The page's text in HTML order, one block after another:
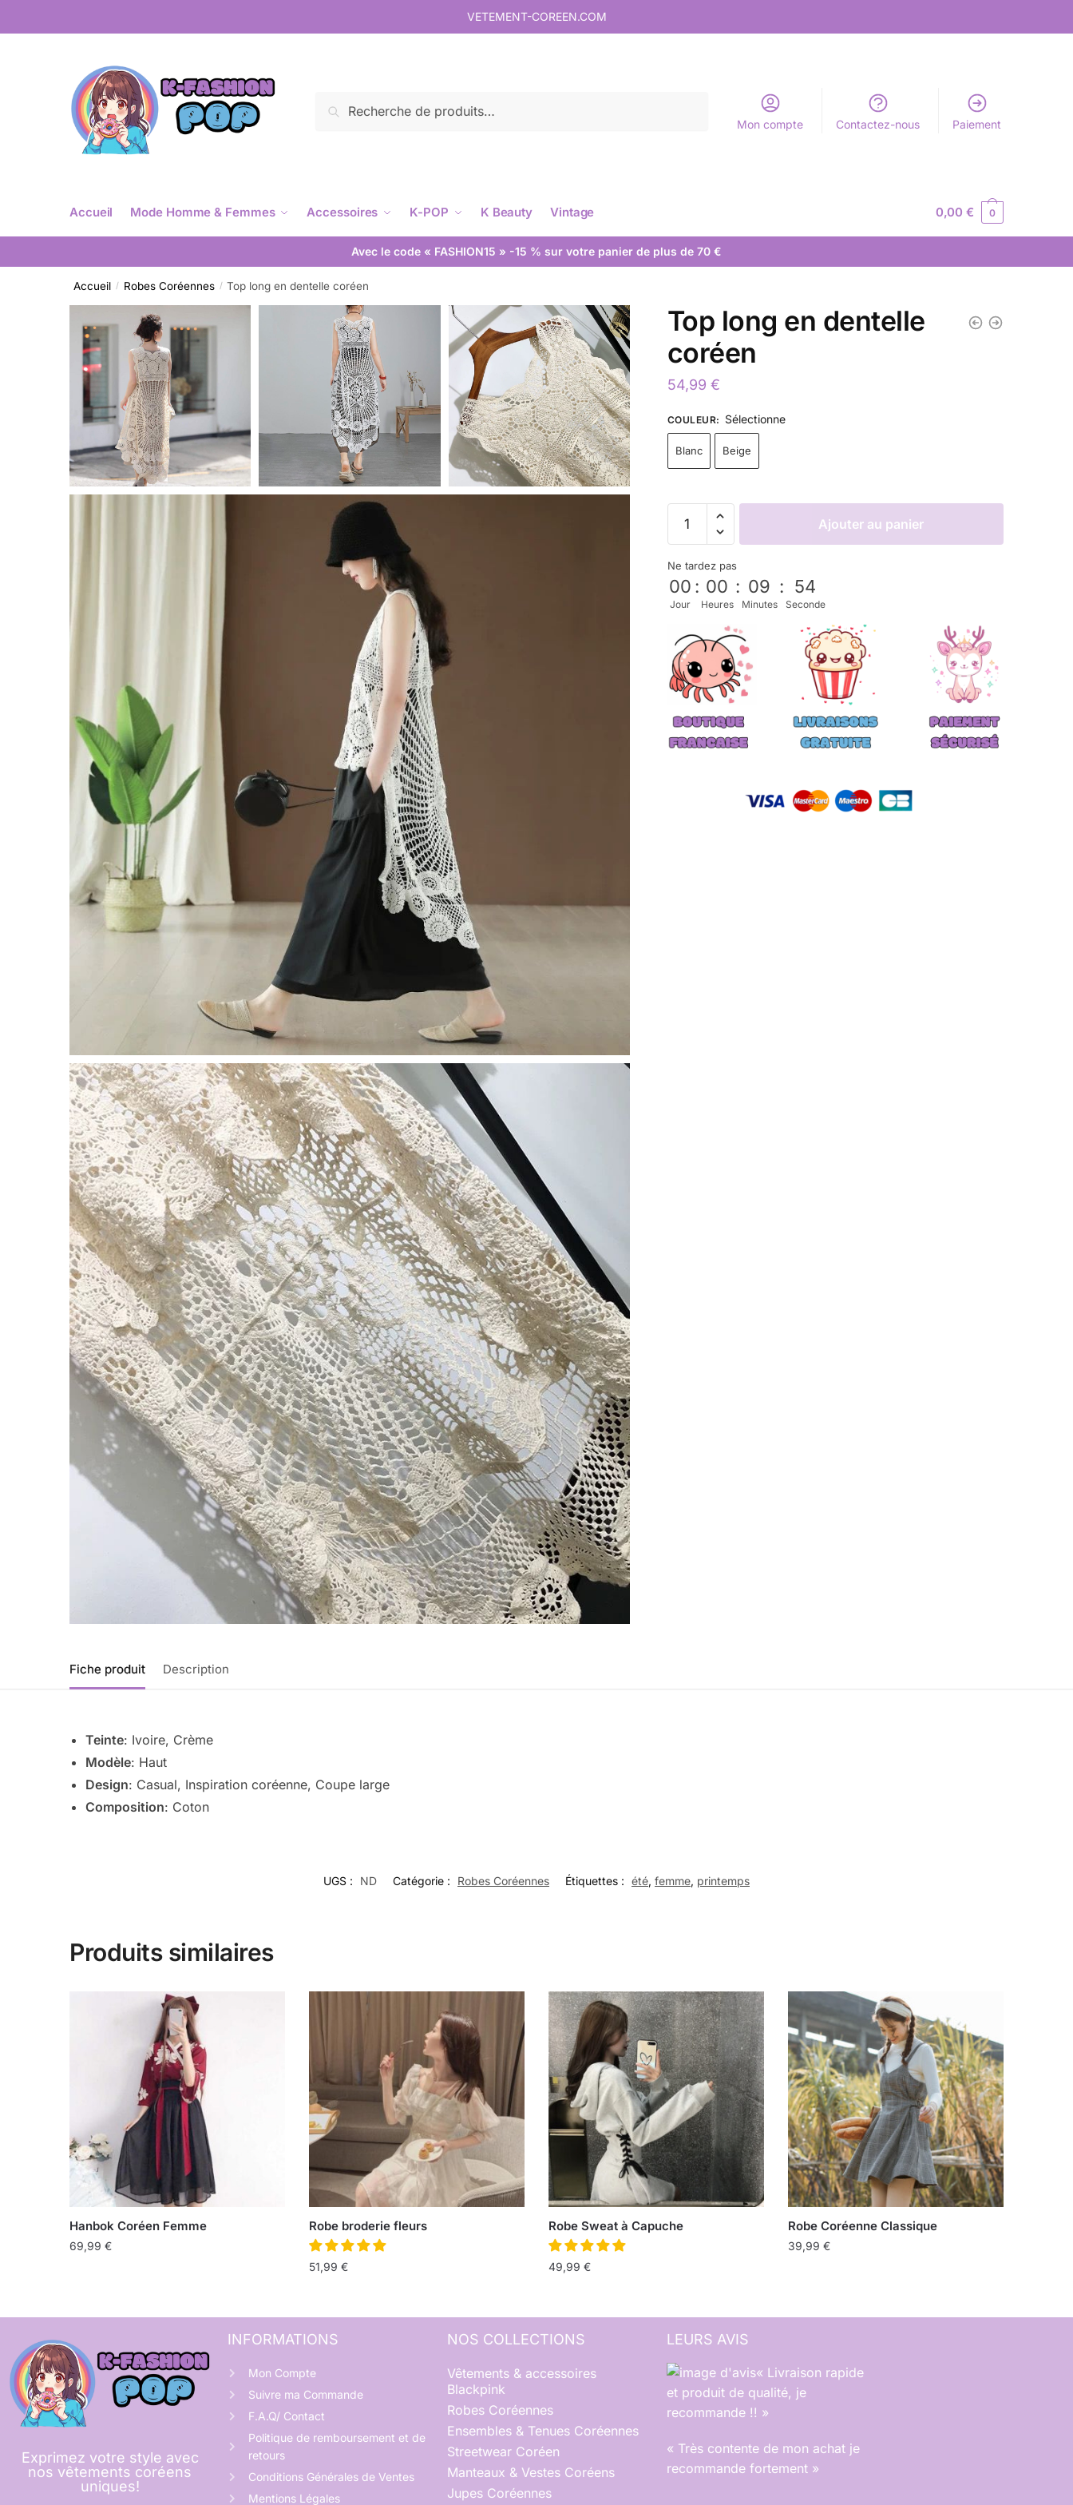
VETEMENT-COREEN.COM
Recherche
Mon compte Contactez-nous Paiement
Accueil Mode Homme & Femmes Accessoires K-POP K Beauty Vintage 0,00€ 0
Avec le code « FASHION15 » -15 % sur votre panier de plus de 70 €
Accueil / Robes Coréennes / Top long en dentelle coréen
Top long en dentelle
coréen
54,99 €
COULEUR: Sélectionne
Blanc Beige
Ajouter au panier
Ne tardez pas
00
Jour
: 00
Heures
: 09
Minutes
: 53
Seconde
Fiche produit Description
Teinte: Ivoire, Crème
Modèle: Haut
Design: Casual, Inspiration coréenne, Coupe large
Composition: Coton
UGS : ND Catégorie : Robes Coréennes Étiquettes : été, femme, printemps
Produits similaires
Hanbok Coréen Femme
69,99€
Robe broderie fleurs
51,99 €
Robe Sweat à Capuche
49,99 €
Robe Coréenne Classique
39,99 €
Exprimez votre style avec
nos vêtements coréens
uniques!
INFORMATIONS
Mon Compte
Suivre ma Commande
F.A.Q/ Contact
Politique de remboursement et de
retours
Conditions Générales de Ventes
Mentions Légales
NOS COLLECTIONS
Vêtements & accessoires
Blackpink
Robes Coréennes
Ensembles & Tenues Coréennes
Streetwear Coréen
Manteaux & Vestes Coréens
Jupes Coréennes
LEURS AVIS
« Livraison rapide
et produit de qualité, je
recommande !! »
« Très contente de mon achat je
recommande fortement »